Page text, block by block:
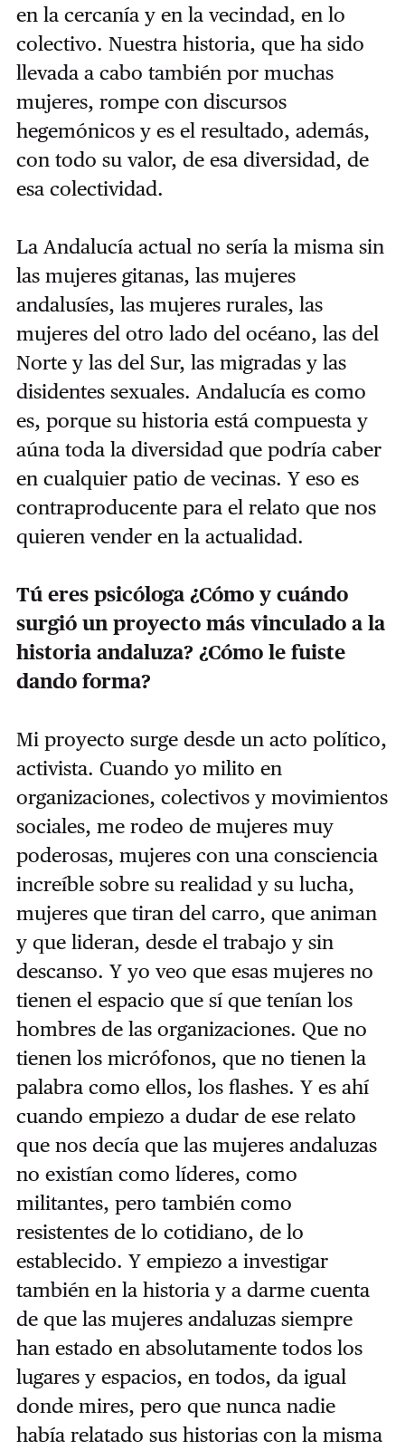
en la cercanía y en la vecindad, en lo
colectivo. Nuestra historia, que ha sido
llevada a cabo también por muchas
mujeres, rompe con discursos
hegemónicos y es el resultado, además,
con todo su valor, de esa diversidad, de
esa colectividad.
La Andalucía actual no sería la misma sin
las mujeres gitanas, las mujeres
andalusíes, las mujeres rurales, las
mujeres del otro lado del océano, las del
Norte y las del Sur, las migradas y las
disidentes sexuales. Andalucía es como
es, porque su historia está compuesta y
aúna toda la diversidad que podría caber
en cualquier patio de vecinas. Y eso es
contraproducente para el relato que nos
quieren vender en la actualidad.
Tú eres psicóloga ¿Cómo y cuándo
surgió un proyecto más vinculado a la
historia andaluza? ¿Cómo le fuiste
dando forma?
Mi proyecto surge desde un acto político,
activista. Cuando yo milito en
organizaciones, colectivos y movimientos
sociales, me rodeo de mujeres muy
poderosas, mujeres con una consciencia
increíble sobre su realidad y su lucha,
mujeres que tiran del carro, que animan
y que lideran, desde el trabajo y sin
descanso. Y yo veo que esas mujeres no
tienen el espacio que sí que tenían los
hombres de las organizaciones. Que no
tienen los micrófonos, que no tienen la
palabra como ellos, los flashes. Y es ahí
cuando empiezo a dudar de ese relato
que nos decía que las mujeres andaluzas
no existían como líderes, como
militantes, pero también como
resistentes de lo cotidiano, de lo
establecido. Y empiezo a investigar
también en la historia y a darme cuenta
de que las mujeres andaluzas siempre
han estado en absolutamente todos los
lugares y espacios, en todos, da igual
donde mires, pero que nunca nadie
había relatado sus historias con la misma